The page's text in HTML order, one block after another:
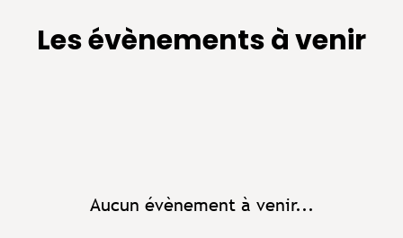
Les évènements à venir
Aucun évènement à venir...